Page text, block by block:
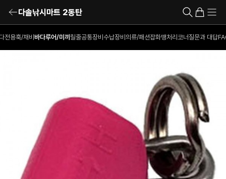
다솔낚시마트 2동탄
전용훅/채비 바다루어/미끼 릴줄공통장비 수납장비 의류/패션잡화땡처리코너 질문과 대답